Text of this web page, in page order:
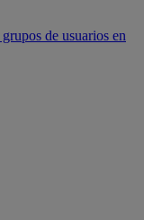
de usuarios en